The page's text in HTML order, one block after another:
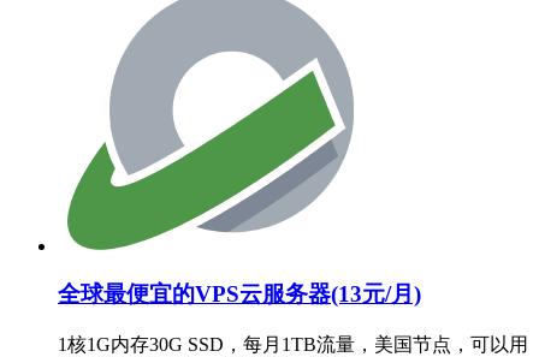
全球最便宜的VPS云服务器(13元/月)
1核1G内存30G SSD，每月1TB流量，美国节点，可以用